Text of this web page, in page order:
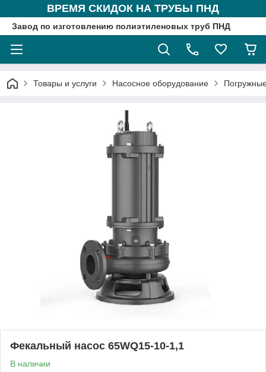
ВРЕМЯ СКИДОК НА ТРУБЫ ПНД
Завод по изготовлению полиэтиленовых труб ПНД
Товары и услуги Насосное оборудование
Фекальный насос 65WQ15-10-1,1
В наличии